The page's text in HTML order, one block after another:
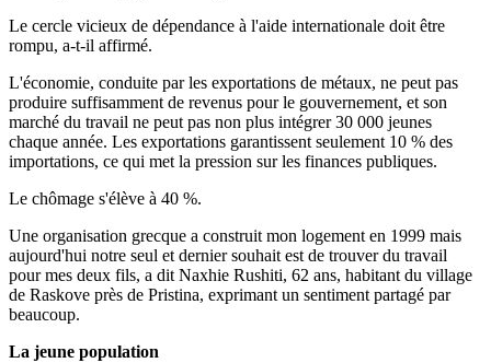
Le cercle vicieux de dépendance à l'aide internationale doit être
rompu, a-t-il affirmé.
L'économie, conduite par les exportations de métaux, ne peut pas
produire suffisamment de revenus pour le gouvernement, et son
marché du travail ne peut pas non plus intégrer 30 000 jeunes
chaque année. Les exportations garantissent seulement 10 % des
importations, ce qui met la pression sur les finances publiques.
Le chômage s'élève à 40 %.
Une organisation grecque a construit mon logement en 1999 mais
aujourd'hui notre seul et dernier souhait est de trouver du travail
pour mes deux fils, a dit Naxhie Rushiti, 62 ans, habitant du village
de Raskove près de Pristina, exprimant un sentiment partagé par
beaucoup.
La jeune population